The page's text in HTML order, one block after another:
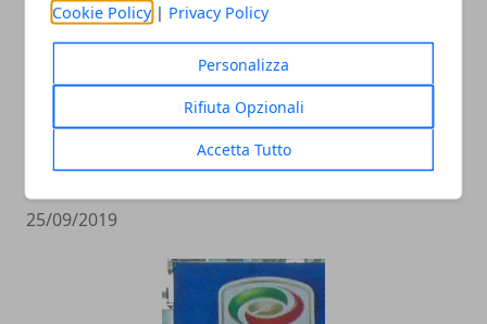
Cookie Policy | Privacy Policy
Personalizza
Rifiuta Opzionali
Accetta Tutto
L'importanza della manutenzione per
un campo sportivo
25/09/2019